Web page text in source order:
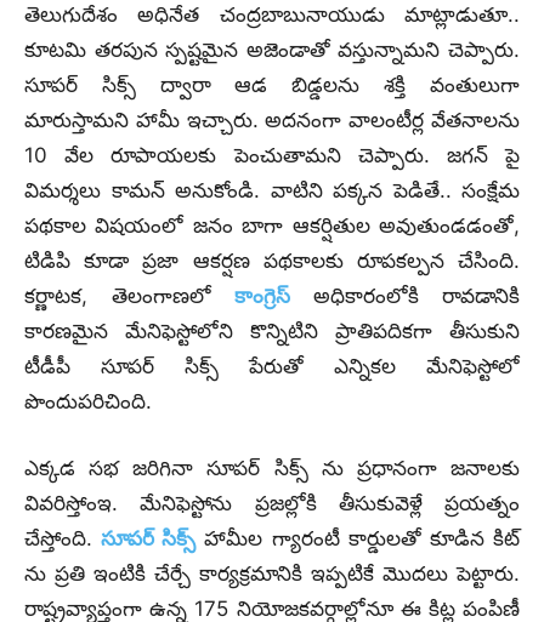
తెలుగుదేశం అధినేత చంద్ర‌బాబునాయుడు మాట్లాడుతూ..
కూటమి తరపున స్పష్టమైన అజెండాతో వస్తున్నామని చెప్పారు.
సూపర్ సిక్స్ ద్వారా ఆడ బిడ్డలను శక్తి వంతులుగా
మారుస్తామని హామీ ఇచ్చారు. అద‌నంగా వాలంటీర్ల వేతనాలను
10 వేల రూపాయలకు పెంచుతామని చెప్పారు. జ‌గ‌న్ పై
విమ‌ర్శ‌లు కామ‌న్ అనుకోండి. వాటిని ప‌క్క‌న పెడితే.. సంక్షేమ
పథకాల విషయంలో జ‌నం బాగా ఆకర్షితుల అవుతుండడంతో,
టిడిపి కూడా ప్రజా ఆకర్షణ పథకాలకు రూపకల్పన చేసింది.
కర్ణాటక, తెలంగాణలో కాంగ్రెస్
అధికారంలోకి రావడానికి
కారణమైన మేనిఫెస్టోలోని కొన్నిటిని ప్రాతిపదికగా తీసుకుని
టీడీపీ సూపర్ సిక్స్ పేరుతో ఎన్నికల మేనిఫెస్టోలో
పొందుప‌రిచింది.
ఎక్క‌డ స‌భ జ‌రిగినా సూప‌ర్ సిక్స్ ను ప్ర‌ధానంగా జ‌నాల‌కు
వివ‌రిస్తోంఇ. మేనిఫెస్టోను ప్రజల్లోకి తీసుకువెళ్లే ప్ర‌య‌త్నం
చేస్తోంది.సూపర్ సిక్స్ హామీల గ్యారంటీ కార్డులతో కూడిన కిట్
ను ప్రతి ఇంటికి చేర్చే కార్యక్రమానికి ఇప్పటికే మొదలు పెట్టారు.
రాష్ట్రవ్యాప్తంగా ఉన్న 175 నియోజకవర్గాల్లోనూ ఈ కిట్ల పంపిణీ